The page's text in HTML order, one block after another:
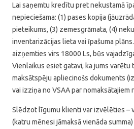
Lai saņemtu kredītu pret nekustamā
nepieciešama: (1) pases kopija
pieteikums, (3) zemesgrāmata, (4)
inventarizācijas lieta vai īpašuma
aizņemties virs 18000 Ls, būs
Vienlaikus esiet gatavi, ka jums varētu
maksātspēju apliecinošs dokuments
vai izziņa no VSAA par nomaksātajiem
Slēdzot līgumu klienti var izvēlēties –
(katru mēnesi jāmaksā vienāda